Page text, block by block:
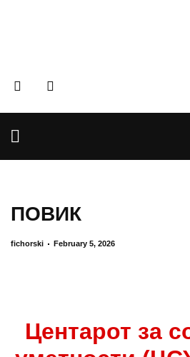
ПОВИК
fichorski February 5, 2026
Центарот за